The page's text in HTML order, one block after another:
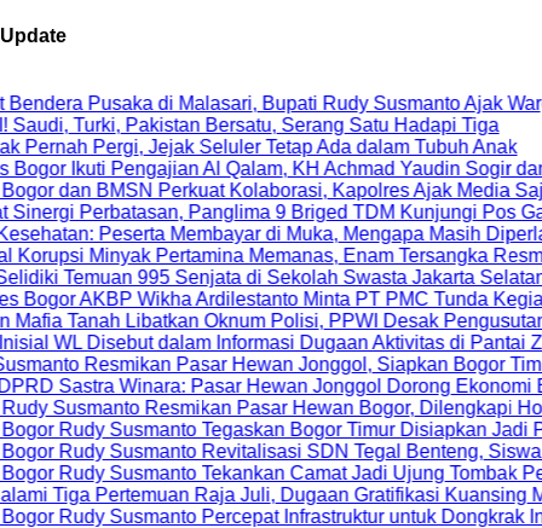
Update
di Malasari, Bupati Rudy Susmanto Ajak Warga Perkuat
Bersatu, Serang Satu Hadapi Tiga
Jejak Seluler Tetap Ada dalam Tubuh Anak
Al Qalam, KH Achmad Yaudin Sogir dan Gus
Perkuat Kolaborasi, Kapolres Ajak Media Sajikan
Panglima 9 Briged TDM Kunjungi Pos Gabma
Membayar di Muka, Mengapa Masih Diperlakukan
Pertamina Memanas, Enam Tersangka Resmi Diseret ke
995 Senjata di Sekolah Swasta Jakarta Selatan
Wikha Ardilestanto Minta PT PMC Tunda Kegiatan Demi
Oknum Polisi, PPWI Desak Pengusutan Tuntas
dalam Informasi Dugaan Aktivitas di Pantai Zore, Bea
Pasar Hewan Jonggol, Siapkan Bogor Timur Jadi Pusat
Pasar Hewan Jonggol Dorong Ekonomi Bogor Timur
Resmikan Pasar Hewan Bogor, Dilengkapi Hotel Hewan
Tegaskan Bogor Timur Disiapkan Jadi Pusat
Revitalisasi SDN Tegal Benteng, Siswa Kini Belajar
Tekankan Camat Jadi Ujung Tombak Pelayanan
Raja Juli, Dugaan Gratifikasi Kuansing Menguat
Percepat Infrastruktur untuk Dongkrak Investasi